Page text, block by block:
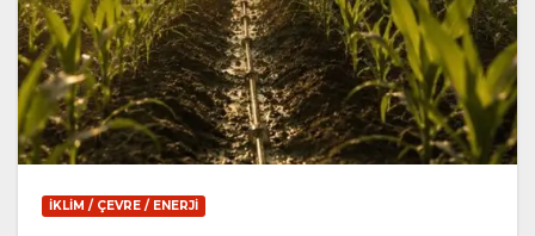
İKLIM / ÇEVRE / ENERJI